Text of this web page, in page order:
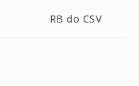
RB do CSV